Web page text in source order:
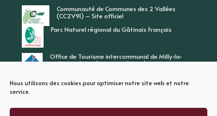
Nous utilisons des cookies pour optimiser notre site web et notre
service.
Communauté de Communes des 2 Vallées
(CC2V91) – Site officiel
Parc Naturel régional du Gâtinais français
Office de Tourisme intercommunal de Milly-la-
Forêt, Vallée de l’Ecole, Vallée de l’Essonne